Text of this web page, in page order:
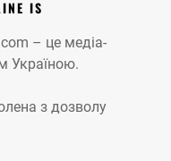
IS
– це медіа-
Україною.
з дозволу